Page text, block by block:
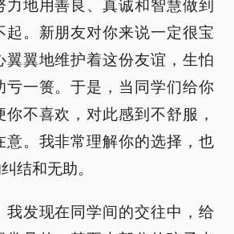
地用善良、真诚和智慧做到
起。新朋友对你来说一定很宝
翼翼地维护着这份友谊，生怕
亏一篑。于是，当同学们给你
不喜欢，对此感到不舒服，
意。我非常理解你的选择，也
结和无助。
我发现在同学间的交往中，给